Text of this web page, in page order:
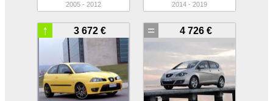
2005 - 2012 2014 - 2019
3 672 €
↑ 4 726 €
=